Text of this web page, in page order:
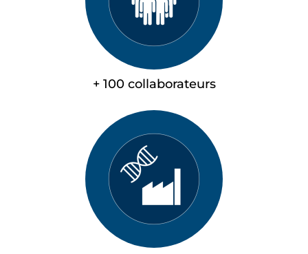
+ 100 collaborateurs